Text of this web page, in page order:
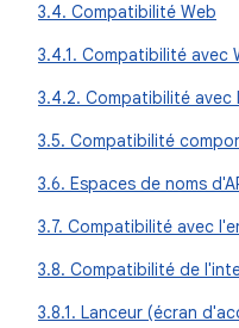
3.4. Compatibilité Web
3.4.1. Compatibilité avec
3.4.2. Compatibilité avec
3.5. Compatibilité
3.6. Espaces de noms
3.7. Compatibilité avec
3.8. Compatibilité de
3.8.1. Lanceur (écran